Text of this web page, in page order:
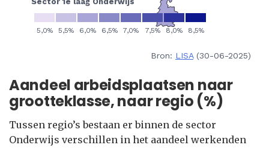
Bron: LISA(30-06-2025)
Aandeel arbeidsplaatsen naar
grootteklasse, naar regio (%)
Tussen regio’s bestaan er binnen de sector
Onderwijs verschillen in het aandeel werkenden